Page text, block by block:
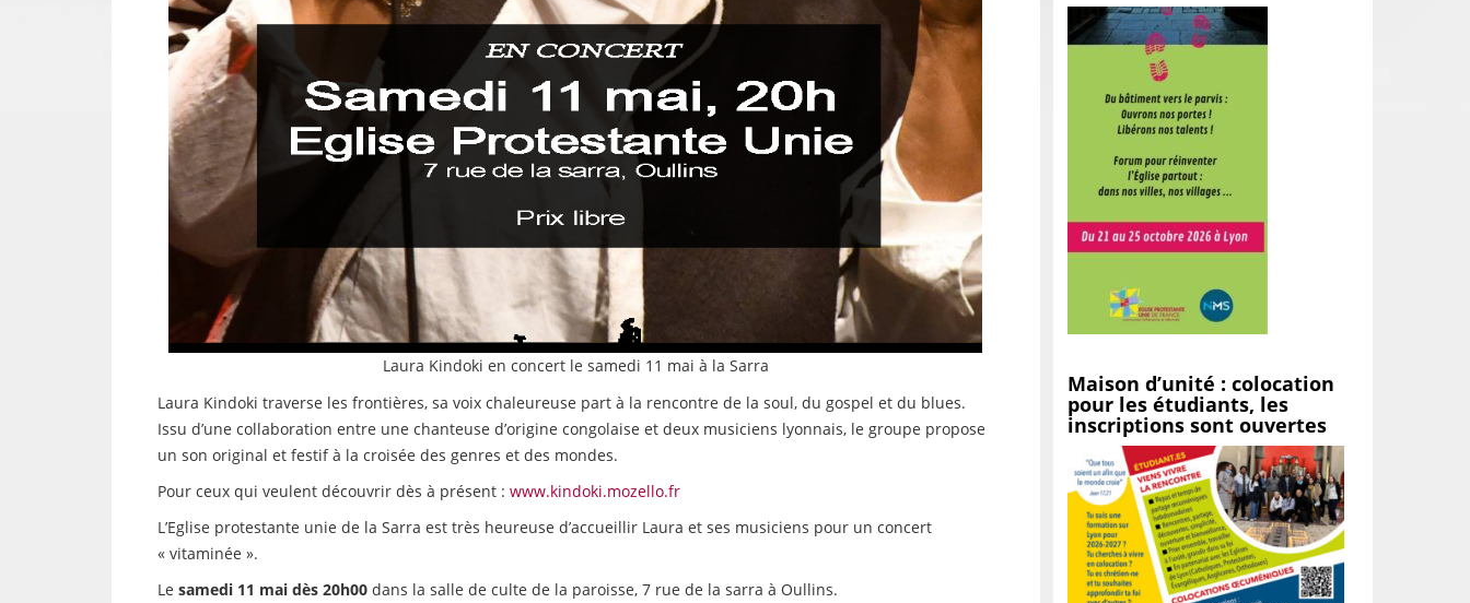
Laura Kindoki en concert le samedi 11 mai à la Sarra
Laura Kindoki traverse les frontières, sa voix chaleureuse part à la rencontre de la soul, du gospel et du blues.
Issu d’une collaboration entre une chanteuse d’origine congolaise et deux musiciens lyonnais, le groupe propose
un son original et festif à la croisée des genres et des mondes.
Pour ceux qui veulent découvrir dès à présent :www.kindoki.mozello.fr
L’Eglise protestante unie de la Sarra est très heureuse d’accueillir Laura et ses musiciens pour un concert
« vitaminée ».
Lesamedi 11 mai dès 20h00 dans la salle de culte de la paroisse, 7 rue de la sarra à Oullins.
Maison d’unité : colocation
pour les étudiants, les
inscriptions sont ouvertes